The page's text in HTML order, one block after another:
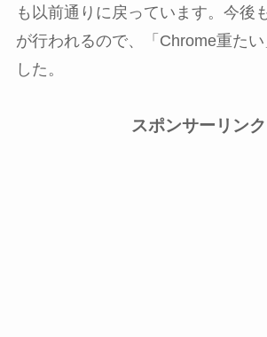
も以前通りに戻っています。今後
が行われるので、「Chrome重た
した。
スポンサーリンク